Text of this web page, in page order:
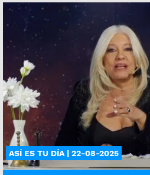
ASÍ ES TU DÍA | 22-08-2025